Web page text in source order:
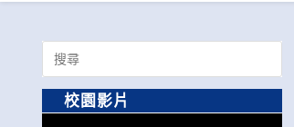
Search
for:
校園影片